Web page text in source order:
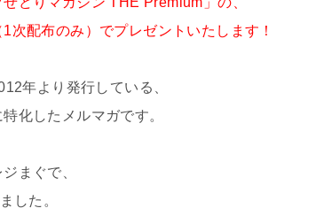
次配布のみ）でプレゼントいたします！
年より発行している、
化したメルマガです。
まぐで、
した。